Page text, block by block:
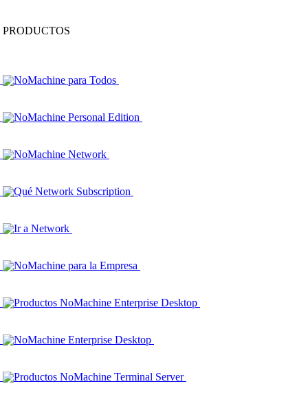
PRODUCTOS
NoMachine para Todos
NoMachine Personal Edition
NoMachine Network
Qué Network Subscription
Ir a Network
NoMachine para la Empresa
Productos NoMachine Enterprise Desktop
NoMachine Enterprise Desktop
Productos NoMachine Terminal Server